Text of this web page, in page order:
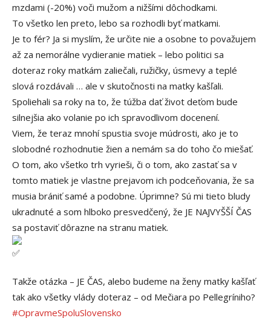
mzdami (-20%) voči mužom a nižšími dôchodkami.
To všetko len preto, lebo sa rozhodli byť matkami.
Je to fér? Ja si myslím, že určite nie a osobne to považujem
až za nemorálne vydieranie matiek – lebo politici sa
doteraz roky matkám zaliečali, ružičky, úsmevy a teplé
slová rozdávali … ale v skutočnosti na matky kašľali.
Spoliehali sa roky na to, že túžba dať život deťom bude
silnejšia ako volanie po ich spravodlivom docenení.
Viem, že teraz mnohí spustia svoje múdrosti, ako je to
slobodné rozhodnutie žien a nemám sa do toho čo miešať.
O tom, ako všetko trh vyrieši, či o tom, ako zastať sa v
tomto matiek je vlastne prejavom ich podceňovania, že sa
musia brániť samé a podobne. Úprimne? Sú mi tieto bludy
ukradnuté a som hlboko presvedčený, že JE NAJVYŠŠÍ ČAS
sa postaviť dôrazne na stranu matiek.
Takže otázka – JE ČAS, alebo budeme na ženy matky kašľať
tak ako všetky vlády doteraz – od Mečiara po Pellegríniho?
#OpravmeSpoluSlovensko